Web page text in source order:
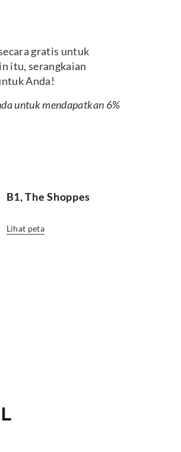
gratis untuk
itu, serangkaian
Anda!
untuk mendapatkan 6%
B1, The Shoppes
Lihat peta